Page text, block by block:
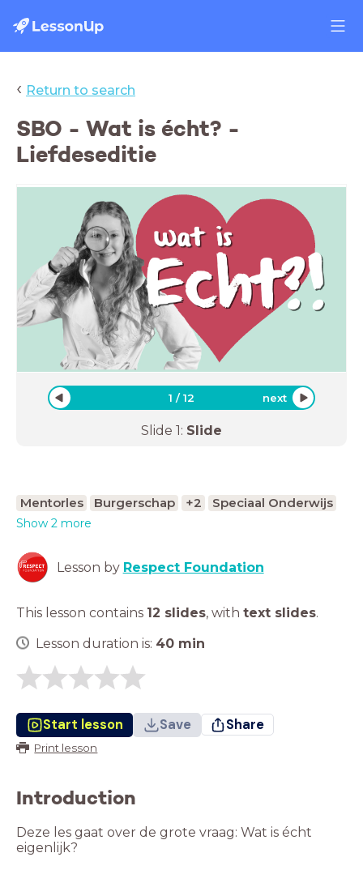
‹ Return to search
SBO - Wat is écht? -
Liefdeseditie
1 /12 next
Slide 1: Slide
Mentorles Burgerschap +2 Speciaal Onderwijs
Show 2 more
Lesson by Respect Foundation
This lesson contains 12 slides, with text slides.
Lesson duration is: 40 min
Start lesson Save Share
Print lesson
Introduction
Deze les gaat over de grote vraag: Wat is écht
eigenlijk?